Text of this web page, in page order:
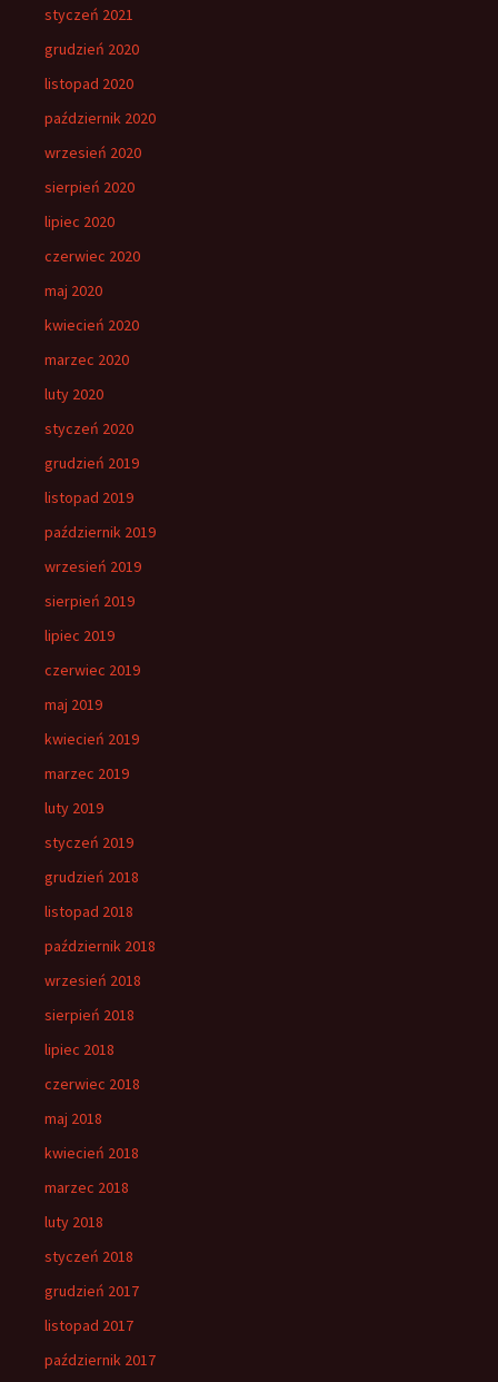
styczeń 2021
grudzień 2020
listopad 2020
październik 2020
wrzesień 2020
sierpień 2020
lipiec 2020
czerwiec 2020
maj 2020
kwiecień 2020
marzec 2020
luty 2020
styczeń 2020
grudzień 2019
listopad 2019
październik 2019
wrzesień 2019
sierpień 2019
lipiec 2019
czerwiec 2019
maj 2019
kwiecień 2019
marzec 2019
luty 2019
styczeń 2019
grudzień 2018
listopad 2018
październik 2018
wrzesień 2018
sierpień 2018
lipiec 2018
czerwiec 2018
maj 2018
kwiecień 2018
marzec 2018
luty 2018
styczeń 2018
grudzień 2017
listopad 2017
październik 2017